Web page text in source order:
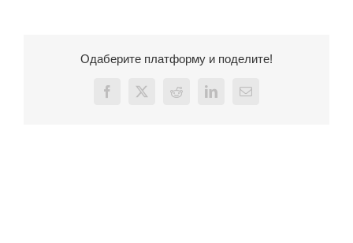
Одаберите платформу и поделите!
Facebook
X Reddit LinkedInEmail